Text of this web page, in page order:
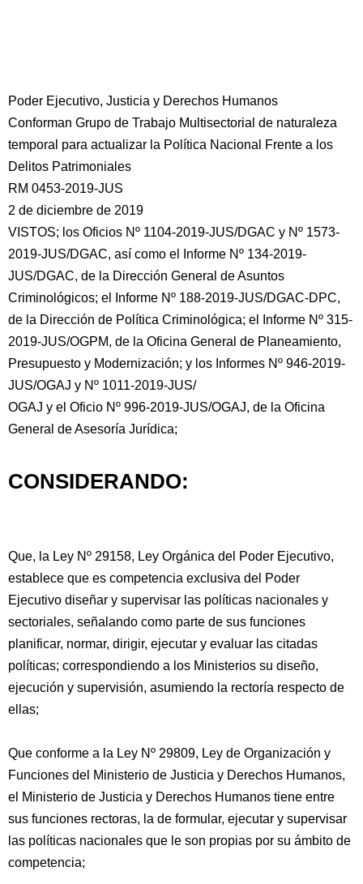
Poder Ejecutivo, Justicia y Derechos Humanos
Conforman Grupo de Trabajo Multisectorial de naturaleza
temporal para actualizar la Política Nacional Frente a los
Delitos Patrimoniales
RM 0453-2019-JUS
2 de diciembre de 2019
VISTOS; los Oficios Nº 1104-2019-JUS/DGAC y Nº 1573-
2019-JUS/DGAC, así como el Informe Nº 134-2019-
JUS/DGAC, de la Dirección General de Asuntos
Criminológicos; el Informe Nº 188-2019-JUS/DGAC-DPC,
de la Dirección de Política Criminológica; el Informe Nº 315-
2019-JUS/OGPM, de la Oficina General de Planeamiento,
Presupuesto y Modernización; y los Informes Nº 946-2019-
JUS/OGAJ y Nº 1011-2019-JUS/
OGAJ y el Oficio Nº 996-2019-JUS/OGAJ, de la Oficina
General de Asesoría Jurídica;
CONSIDERANDO:
Que, la Ley Nº 29158, Ley Orgánica del Poder Ejecutivo,
establece que es competencia exclusiva del Poder
Ejecutivo diseñar y supervisar las políticas nacionales y
sectoriales, señalando como parte de sus funciones
planificar, normar, dirigir, ejecutar y evaluar las citadas
políticas; correspondiendo a los Ministerios su diseño,
ejecución y supervisión, asumiendo la rectoría respecto de
ellas;
Que conforme a la Ley Nº 29809, Ley de Organización y
Funciones del Ministerio de Justicia y Derechos Humanos,
el Ministerio de Justicia y Derechos Humanos tiene entre
sus funciones rectoras, la de formular, ejecutar y supervisar
las políticas nacionales que le son propias por su ámbito de
competencia;